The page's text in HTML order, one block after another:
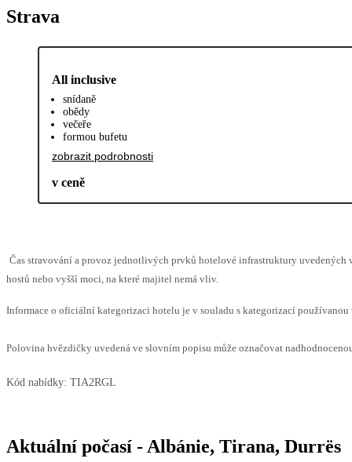
Strava
All inclusive
snídaně
obědy
večeře
formou bufetu
zobrazit podrobnosti
v ceně
Čas stravování a provoz jednotlivých prvků hotelové infrastruktury uvedených
hostů nebo vyšší moci, na které majitel nemá vliv.
Informace o oficiální kategorizaci hotelu je v souladu s kategorizací
Polovina hvězdičky uvedená ve slovním popisu může označovat
Kód nabídky: TIA2RGL
Aktuální počasí - Albánie, Tirana, Durrës